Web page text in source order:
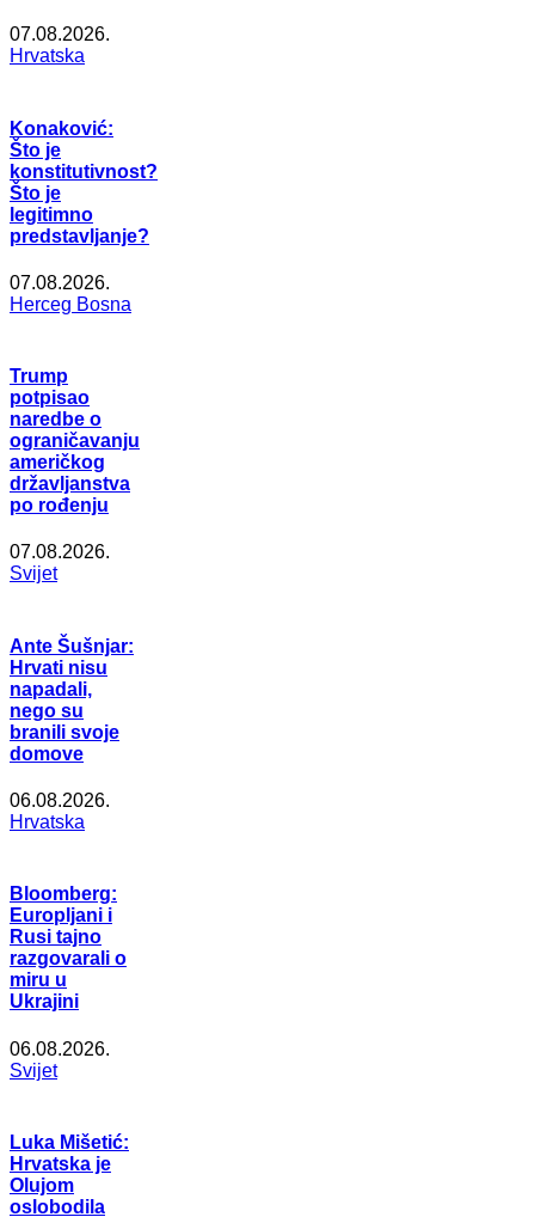
07.08.2026.
Hrvatska
Konaković:
Što je
konstitutivnost?
Što je
legitimno
predstavljanje?
07.08.2026.
Herceg Bosna
Trump
potpisao
naredbe o
ograničavanju
američkog
državljanstva
po rođenju
07.08.2026.
Svijet
Ante Šušnjar:
Hrvati nisu
napadali,
nego su
branili svoje
domove
06.08.2026.
Hrvatska
Bloomberg:
Europljani i
Rusi tajno
razgovarali o
miru u
Ukrajini
06.08.2026.
Svijet
Luka Mišetić:
Hrvatska je
Olujom
oslobodila